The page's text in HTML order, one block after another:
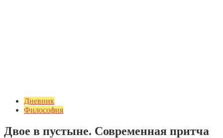
Дневник
Философия
Двое в пустыне. Современная притча